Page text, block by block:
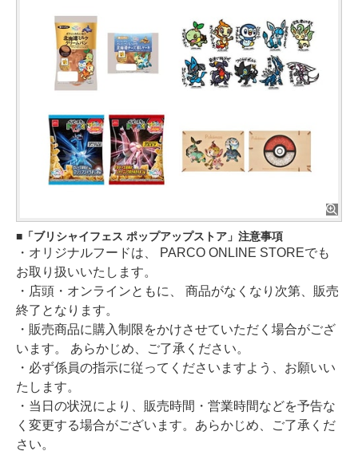
「ブリシャイフェス ポップアップストア」注意事項
・オリジナルフードは、 PARCO ONLINE STOREでも
お取り扱いいたします。
・店頭・オンラインともに、 商品がなくなり次第、販売
終了となります。
・販売商品に購入制限をかけさせていただく場合がござ
います。 あらかじめ、ご了承ください。
・必ず係員の指示に従ってくださいますよう、お願いい
たします。
・当日の状況により、販売時間・営業時間などを予告な
く変更する場合がございます。あらかじめ、ご了承くだ
さい。